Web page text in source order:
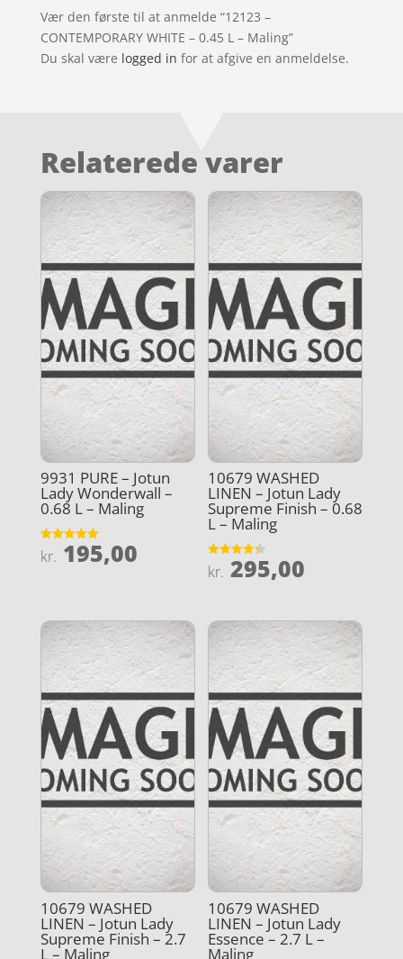
Vær den første til at anmelde “12123 –
CONTEMPORARY WHITE – 0.45 L – Maling”
Du skal være logged in for at afgive en anmeldelse.
Relaterede varer
9931 PURE – Jotun
Lady Wonderwall –
0.68 L – Maling
Vurderet
5
kr. 195,00
10679 WASHED
LINEN – Jotun Lady
Supreme Finish – 0.68
L – Maling
Vurderet
4.3
kr. 295,00
10679 WASHED
LINEN – Jotun Lady
Supreme Finish – 2.7
L – Maling
10679 WASHED
LINEN – Jotun Lady
Essence – 2.7 L –
Maling